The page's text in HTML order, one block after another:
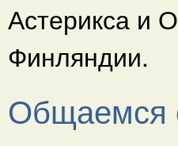
Астерикса и
Финляндии.
Общаемся